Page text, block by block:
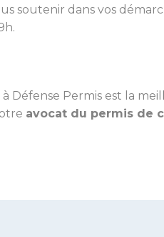
soutenir dans vos
Défense Permis est la
avocat du permis de